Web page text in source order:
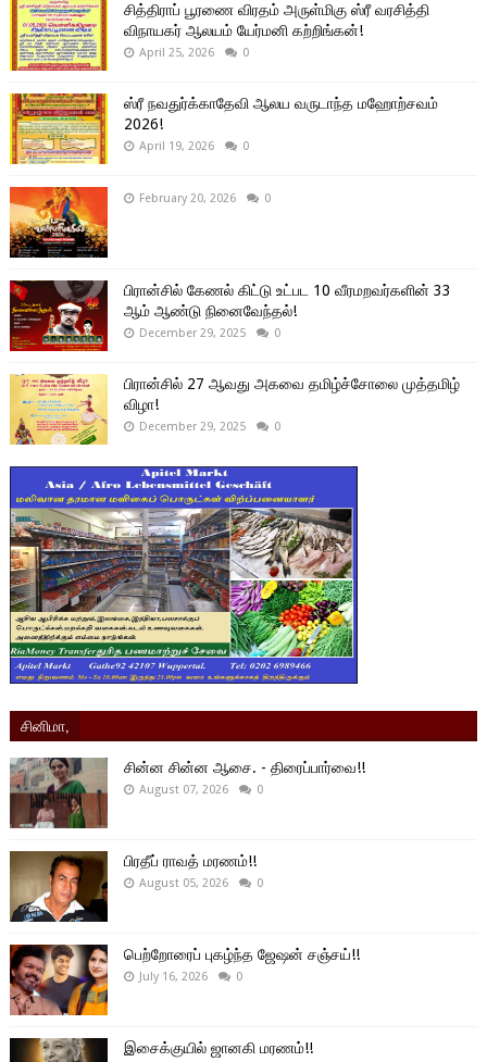
சித்திராப் பூரணை விரதம் அருள்மிகு ஸ்ரீ வரசித்தி
விநாயகர் ஆலயம் யேர்மனி கற்றிங்கன்!
April 25, 2026 0
ஸ்ரீ நவதுர்க்காதேவி ஆலய வருடாந்த மஹோற்சவம்
2026!
April 19, 2026 0
February 20, 2026 0
பிரான்சில் கேணல் கிட்டு உட்பட 10 வீரமறவர்களின் 33
ஆம் ஆண்டு நினைவேந்தல்!
December 29, 2025 0
பிரான்சில் 27 ஆவது அகவை தமிழ்ச்சோலை முத்தமிழ்
விழா!
December 29, 2025 0
சினிமா,
சின்ன சின்ன ஆசை. - திரைப்பார்வை!!
August 07, 2026 0
பிரதீப் ராவத் மரணம்!!
August 05, 2026 0
பெற்றோரைப் புகழ்ந்த ஜேஷன் சஞ்சய்!!
July 16, 2026 0
இசைக்குயில் ஜானகி மரணம்!!